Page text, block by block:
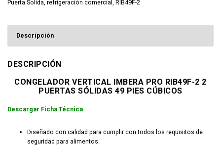
Puerta Solida refrigeración comercial RIB49F-2
Descripción
DESCRIPCIÓN
CONGELADOR VERTICAL IMBERA PRO RIB49F-2 2
PUERTAS SÓLIDAS 49 PIES CÚBICOS
Descargar Ficha Técnica
Diseñado con calidad para cumplir con todos los requisitos de
seguridad para alimentos.